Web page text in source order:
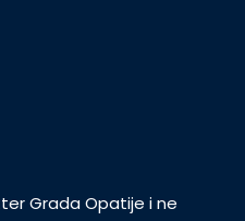
Grada Opatije i ne